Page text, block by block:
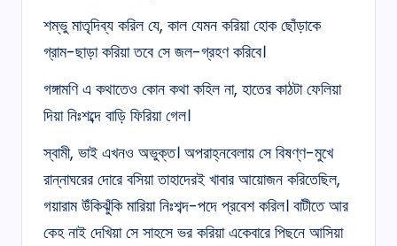
শম্ভু মাতৃদিব্য করিল যে, কাল যেমন করিয়া হোক ছোঁড়াকে
গ্রাম-ছাড়া করিয়া তবে সে জল-গ্রহণ করিবে।
গঙ্গামণি এ কথাতেও কোন কথা কহিল না, হাতের কাঠটা ফেলিয়া
দিয়া নিঃশব্দে বাড়ি ফিরিয়া গেল।
স্বামী, ভাই এখনও অভুক্ত। অপরাহ্নবেলায় সে বিষণ্ণ-মুখে
রান্নাঘরের দোরে বসিয়া তাহাদেরই খাবার আয়োজন করিতেছিল,
গয়ারাম উঁকিঝুঁকি মারিয়া নিঃশব্দ-পদে প্রবেশ করিল। বাটীতে আর
কেহ নাই দেখিয়া সে সাহসে ভর করিয়া একেবারে পিছনে আসিয়া